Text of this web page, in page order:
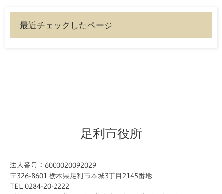
最近チェックしたページ
足利市役所
法人番号：6000020092029
〒326-8601 栃木県足利市本城3丁目2145番地
TEL 0284-20-2222